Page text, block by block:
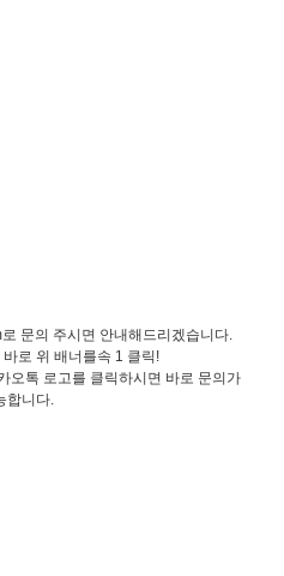
문의 주시면 안내해드리겠습니다.
로 위 배너를속 1 클릭!
오톡 로고를 클릭하시면 바로 문의가
합니다.